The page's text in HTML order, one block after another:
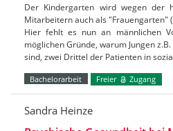
Der Kindergarten wird wegen der
Mitarbeitern auch als "Frauengarten"
Hier fehlt es nun an männlichen
möglichen Gründe, warum Jungen
sind, zwei Drittel der Patienten in
Bachelorarbeit Freier Zugang
Sandra Heinze